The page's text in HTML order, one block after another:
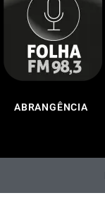
ABRANGÊNCIA